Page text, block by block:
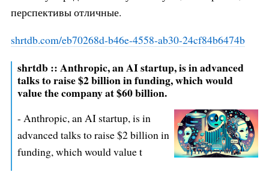
перспективы отличные.
shrtdb.com/eb70268d-b46e-4558-ab30-24cf84b6474b
shrtdb :: Anthropic, an AI startup, is in advanced
talks to raise $2 billion in funding, which would
value the company at $60 billion.
- Anthropic, an AI startup, is in
advanced talks to raise $2 billion in
funding, which would value t